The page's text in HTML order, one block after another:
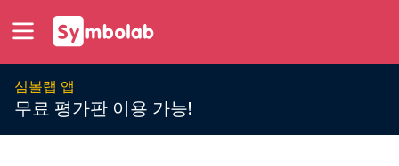
심볼랩 앱
무료 평가판 이용 가능!